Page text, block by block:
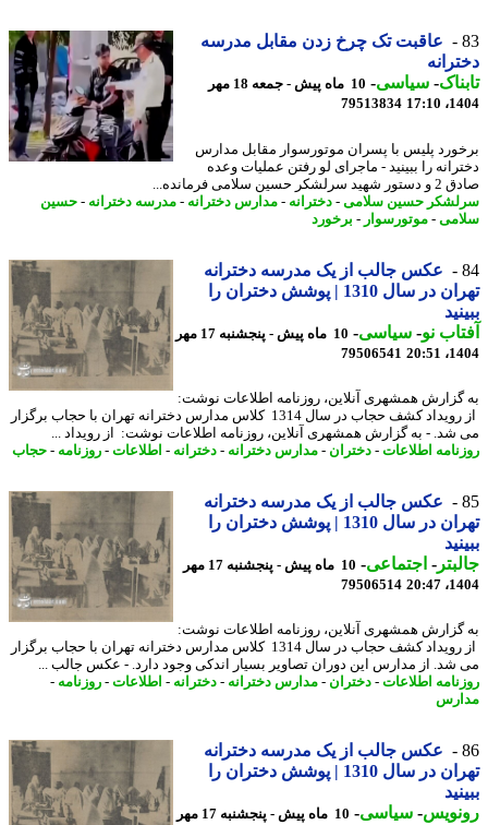
عاقبت تک چرخ زدن مقابل مدرسه
-سیاسی-
10 ماه پیش - جمعه 18 مهر
79513834
پلیس با پسران موتورسوار مقابل مدارس
را ببینید - ماجرای لو رفتن عملیات وعده
حسین سلامی فرمانده...
حسین سلامی-دخترانه- مدارس دخترانه- مدرسه دخترانه-
حسین
-موتورسوار-برخورد
عکس جالب از یک مدرسه دخترانه
تهران در سال 1310 | پوشش دختران را
نو- سیاسی-
10 ماه پیش - پنجشنبه 17 مهر
79506541
همشهری آنلاین، روزنامه اطلاعات نوشت:
از رویداد کشف حجاب در سال 1314 کلاس مدارس دخترانه تهران با حجاب برگزار
- به گزارش همشهری آنلاین، روزنامه اطلاعات نوشت: از رویداد ...
اطلاعات-دختران- مدارس دخترانه- دخترانه- اطلاعات-روزنامه -حجاب
عکس جالب از یک مدرسه دخترانه
تهران در سال 1310 | پوشش دختران را
-اجتماعی-
10 ماه پیش - پنجشنبه 17 مهر
79506514
همشهری آنلاین، روزنامه اطلاعات نوشت:
از رویداد کشف حجاب در سال 1314 کلاس مدارس دخترانه تهران با حجاب برگزار
از مدارس این دوران تصاویر بسیار اندکی وجود دارد. - عکس جالب ...
اطلاعات-دختران- مدارس دخترانه- دخترانه- اطلاعات-روزنامه -
عکس جالب از یک مدرسه دخترانه
تهران در سال 1310 | پوشش دختران را
-سیاسی-
10 ماه پیش - پنجشنبه 17 مهر